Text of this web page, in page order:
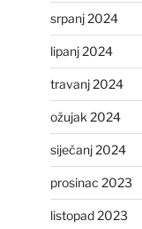
srpanj 2024
lipanj 2024
travanj 2024
ožujak 2024
siječanj 2024
prosinac 2023
listopad 2023